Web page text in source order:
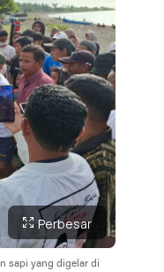
Perbesar
sapi yang digelar di